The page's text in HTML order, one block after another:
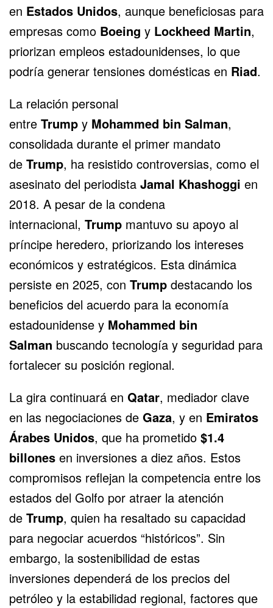
en Estados Unidos, aunque beneficiosas para
empresas como Boeing y Lockheed Martin,
priorizan empleos estadounidenses, lo que
podría generar tensiones domésticas en Riad.
La relación personal
entre Trump y Mohammed bin Salman,
consolidada durante el primer mandato
de Trump, ha resistido controversias, como el
asesinato del periodista Jamal Khashoggi en
2018. A pesar de la condena
internacional, Trump mantuvo su apoyo al
príncipe heredero, priorizando los intereses
económicos y estratégicos. Esta dinámica
persiste en 2025, con Trump destacando los
beneficios del acuerdo para la economía
estadounidense y Mohammed bin
Salman buscando tecnología y seguridad para
fortalecer su posición regional.
La gira continuará en Qatar, mediador clave
en las negociaciones de Gaza, y en Emiratos
Árabes Unidos, que ha prometido $1.4
billones en inversiones a diez años. Estos
compromisos reflejan la competencia entre los
estados del Golfo por atraer la atención
de Trump, quien ha resaltado su capacidad
para negociar acuerdos “históricos”. Sin
embargo, la sostenibilidad de estas
inversiones dependerá de los precios del
petróleo y la estabilidad regional, factores que